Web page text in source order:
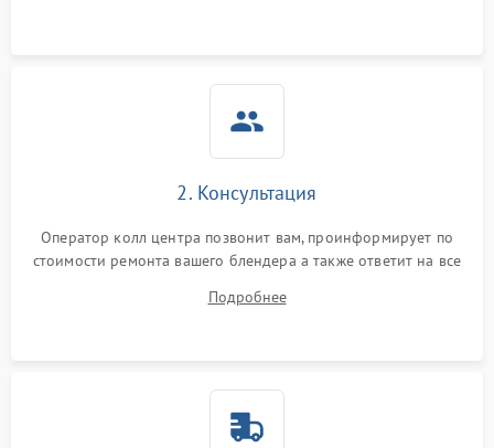
2. Консультация
Оператор колл центра позвонит вам, проинформирует по
стоимости ремонта вашего блендера а также ответит на все
Подробнее